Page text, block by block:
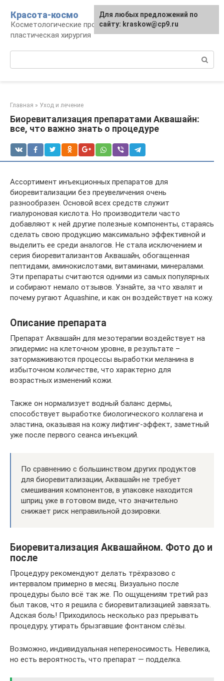
контенту
Красота-космо
Косметологические процедуры,
пластическая хирургия
Главная » Уход и лечение
Биоревитализация препаратами Аквашайн:
все, что важно знать о процедуре
Ассортимент инъекционных препаратов для
биоревитализации без преувеличения очень
разнообразен. Основой всех средств служит
гиалуроновая кислота. Но производители часто
добавляют к ней другие полезные компоненты, стараясь
сделать свою продукцию максимально эффективной и
выделить ее среди аналогов. Не стала исключением и
серия биоревитализантов Аквашайн, обогащенная
пептидами, аминокислотами, витаминами, минералами.
Эти препараты считаются одними из самых популярных
и собирают немало отзывов. Узнайте, за что хвалят и
почему ругают Aquashine, и как он воздействует на кожу.
Описание препарата
Препарат Аквашайн для мезотерапии воздействует на
эпидермис на клеточном уровне, в результате –
затормаживаются процессы выработки меланина в
избыточном количестве, что характерно для
возрастных изменений кожи.
Также он нормализует водный баланс дермы,
способствует выработке биологического коллагена и
эластина, оказывая на кожу лифтинг-эффект, заметный
уже после первого сеанса инъекций.
По сравнению с большинством других продуктов
для биоревитализации, Аквашайн не требует
смешивания компонентов, в упаковке находится
шприц уже в готовом виде, что значительно
снижает риск неправильной дозировки.
Биоревитализация Аквашайном. Фото до и
после
Процедуру рекомендуют делать трёхразово с
интервалом примерно в месяц. Визуально после
процедуры было всё так же. По ощущениям третий раз
был таков, что я решила с биоревитализацией завязать.
Адская боль! Приходилось несколько раз прерывать
процедуру, утирать брызгавшие фонтаном слёзы.
Возможно, индивидуальная непереносимость. Невелика,
но есть вероятность, что препарат — подделка.
Для любых предложений по
сайту: kraskow@cp9.ru